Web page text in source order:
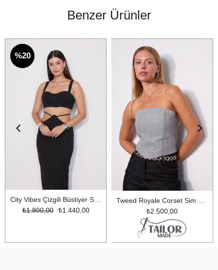
Benzer Ürünler
City Vibes Çizgili Büstiyer Siyah
₺1.440,00
₺1.800,00
%20
₺2.500,00